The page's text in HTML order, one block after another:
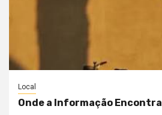
Local
Onde a Informação